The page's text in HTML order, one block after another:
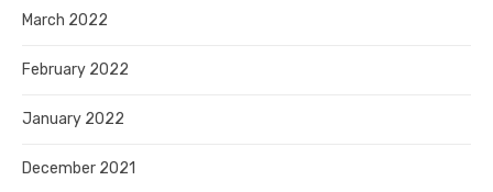
March 2022
February 2022
January 2022
December 2021